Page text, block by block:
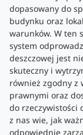
dopasowany do
budynku oraz
warunków. W ten
system
deszczowej jest
skuteczny i
również zgodny z
prawnymi oraz
do rzeczywistości
z nas wie, jak
odpowiednie